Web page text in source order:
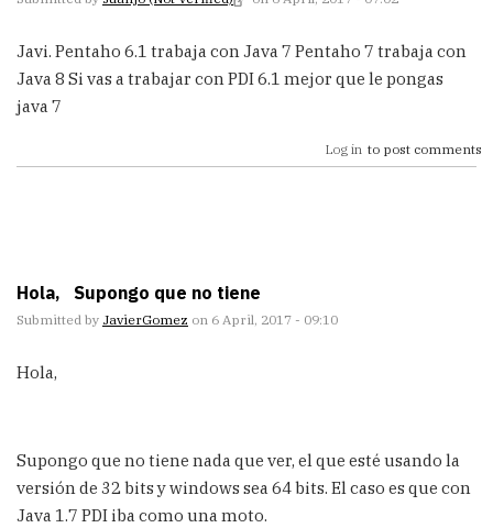
Javi. Pentaho 6.1 trabaja con Java 7 Pentaho 7 trabaja con
Java 8 Si vas a trabajar con PDI 6.1 mejor que le pongas
java 7
Log in to post comments
Hola, Supongo que no tiene
Submitted by JavierGomez on 6 April, 2017 - 09:10
Hola,
Supongo que no tiene nada que ver, el que esté usando la
versión de 32 bits y windows sea 64 bits. El caso es que con
Java 1.7 PDI iba como una moto.